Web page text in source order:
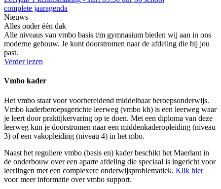
complete jaaragenda
Nieuws
Alles onder één dak
Alle niveaus van vmbo basis t/m gymnasium bieden wij aan in ons
moderne gebouw. Je kunt doorstromen naar de afdeling die bij jou
past.
Verder lezen
Vmbo kader
Het vmbo staat voor voorbereidend middelbaar beroepsonderwijs.
Vmbo kaderberoepsgerichte leerweg (vmbo kb) is een leerweg waar
je leert door praktijkervaring op te doen. Met een diploma van deze
leerweg kun je doorstromen naar een middenkaderopleiding (niveau
3) of een vakopleiding (niveau 4) in het mbo.
Naast het reguliere vmbo (basis en) kader beschikt het Maerlant in
de onderbouw over een aparte afdeling die speciaal is ingericht voor
leerlingen met een complexere onderwijsproblematiek. Klik hier
voor meer informatie over vmbo support.